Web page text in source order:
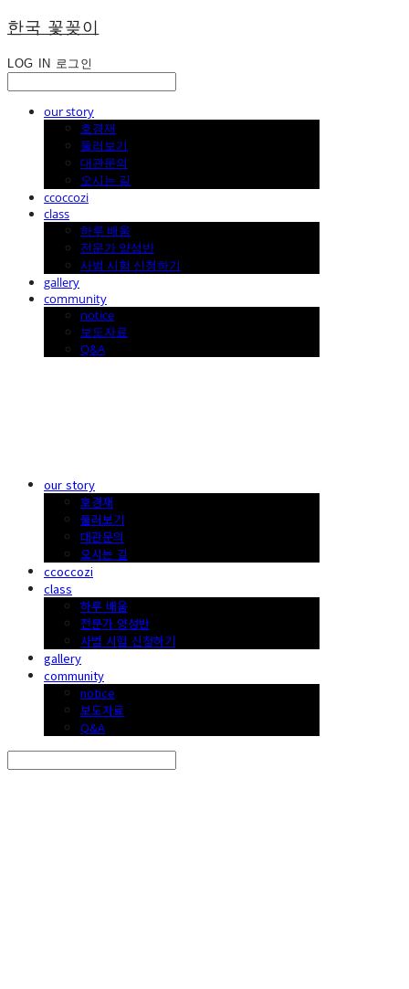
한국 꽃꽂이
LOG IN 로그인
our story
호경재
둘러보기
대관문의
오시는 길
ccoccozi
class
하루 배움
전문가 양성반
사범 시험 신청하기
gallery
community
notice
보도자료
Q&A
our story
호경재
둘러보기
대관문의
오시는 길
ccoccozi
class
하루 배움
전문가 양성반
사범 시험 신청하기
gallery
community
notice
보도자료
Q&A